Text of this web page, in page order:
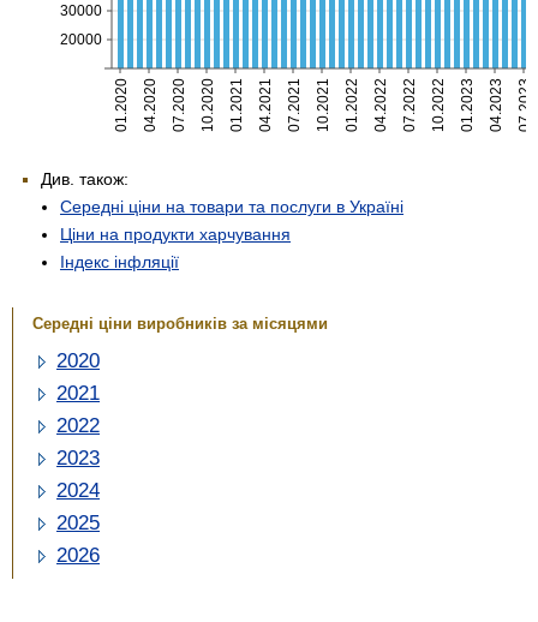
01.2020 04.2020 07.2020 10.2020 01.2021 04.2021 07.2021 10.2021 01.2022 04.2022 07.2022 10.2022 01.2023 04.2023 07.2023
20000
30000
Див. також:
Середні ціни на товари та послуги в Україні
Ціни на продукти харчування
Індекс інфляції
Середні ціни виробників за місяцями
2020
2021
2022
2023
2024
2025
2026